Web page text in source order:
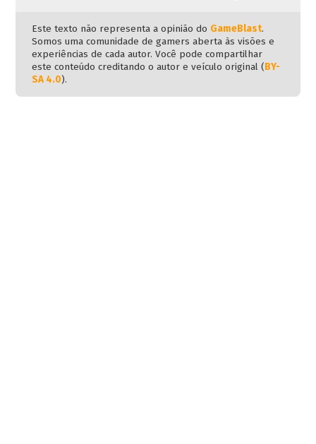
Este texto não representa a opinião do GameBlast.
Somos uma comunidade de gamers aberta às visões e
experiências de cada autor. Você pode compartilhar
este conteúdo creditando o autor e veículo original (BY-
SA 4.0).